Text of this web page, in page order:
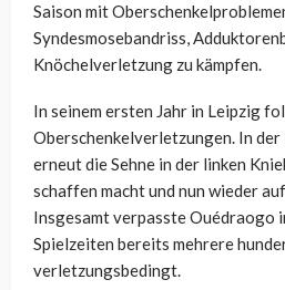
Saison mit
Syndesmosebandriss,
Knöchelverletzung zu kämpfen.
In seinem ersten Jahr in Leipzig
Oberschenkelverletzungen. In der
erneut die Sehne in der linken
schaffen macht und nun wieder
Insgesamt verpasste Ouédraogo
Spielzeiten bereits mehrere
verletzungsbedingt.